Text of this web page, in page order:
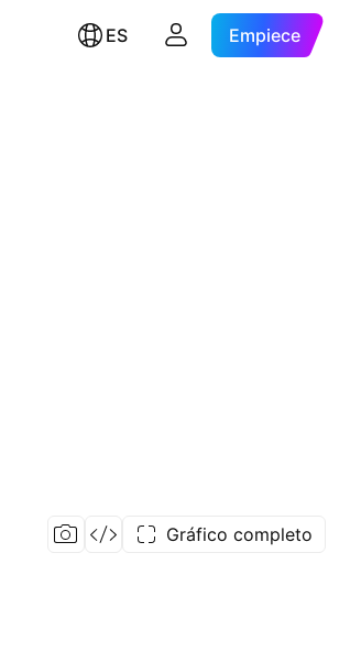
ES Empiece
Gráfico completo